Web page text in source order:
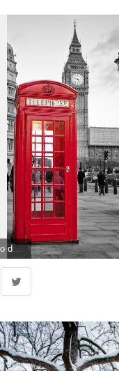
744x1392 - Fondo de pantalla de 744x1392. Wallpaper de cabina.